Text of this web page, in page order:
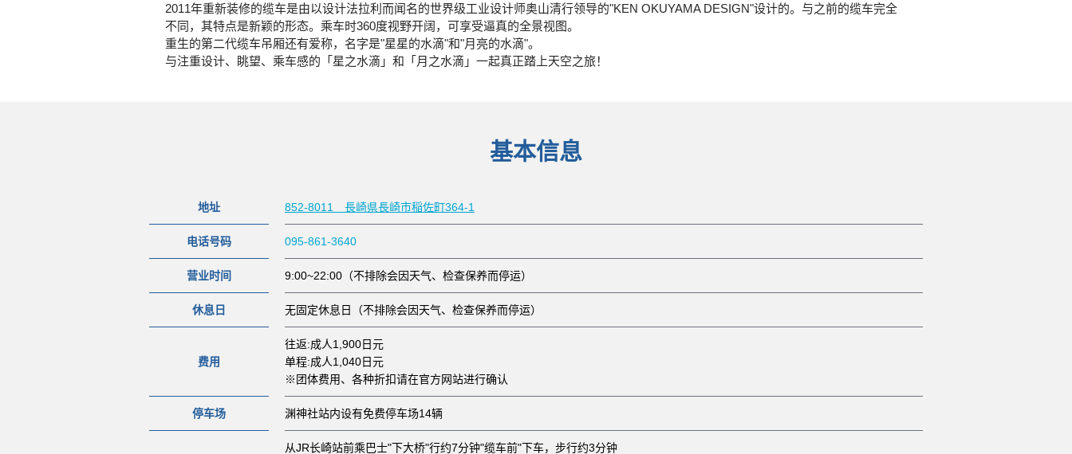
2011年重新装修的缆车是由以设计法拉利而闻名的世界级工业设计师奥山清行领导的"KEN OKUYAMA DESIGN"设计的。与之前的缆车完全
不同，其特点是新颖的形态。乘车时360度视野开阔，可享受逼真的全景视图。
重生的第二代缆车吊厢还有爱称，名字是"星星的水滴"和"月亮的水滴"。
与注重设计、眺望、乘车感的「星之水滴」和「月之水滴」一起真正踏上天空之旅！
基本信息
地址 852-8011 長崎県長崎市稲佐町364-1
电话号码 095-861-3640
营业时间 9:00~22:00（不排除会因天气、检查保养而停运）
休息日 无固定休息日（不排除会因天气、检查保养而停运）
费用
往返:成人1,900日元
单程:成人1,040日元
※团体费用、各种折扣请在官方网站进行确认
停车场 渊神社站内设有免费停车场14辆
从JR长崎站前乘巴士"下大桥"行约7分钟"缆车前"下车，步行约3分钟